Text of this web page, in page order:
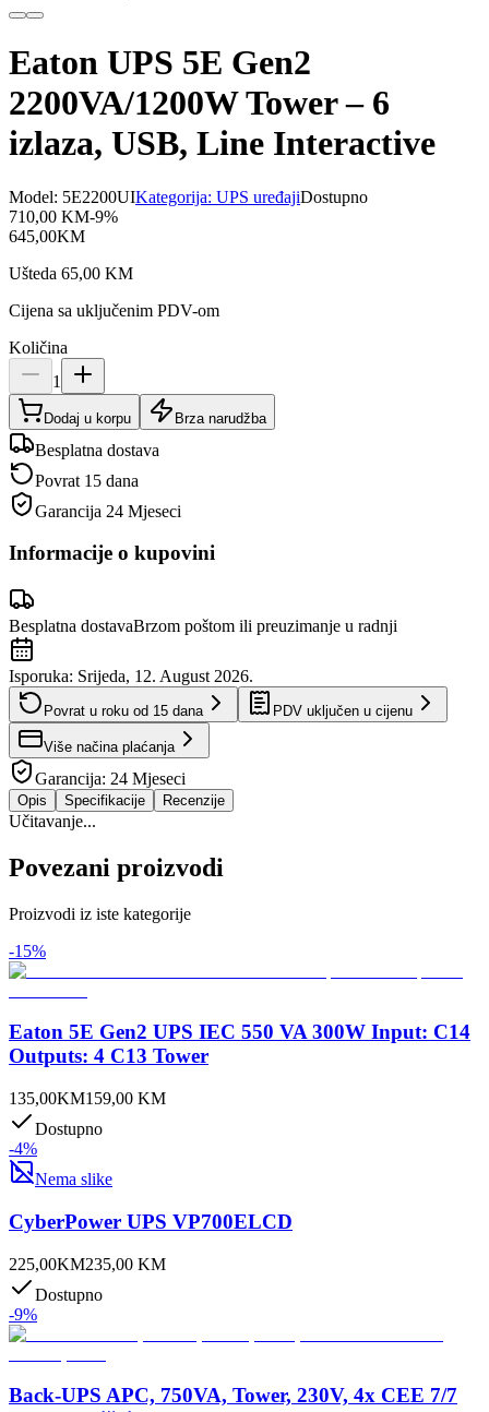
Eaton UPS 5E Gen2
2200VA/1200W Tower – 6
izlaza, USB, Line Interactive
Model: 5E2200UIKategorija: UPS uređajiDostupno
710,00 KM-9%
645,00KM
Ušteda 65,00 KM
Cijena sa uključenim PDV-om
Količina
1
Dodaj u korpu Brza narudžba
Besplatna dostava
Povrat 15 dana
Garancija 24 Mjeseci
Informacije o kupovini
Besplatna dostavaBrzom poštom ili preuzimanje u radnji
Isporuka: Srijeda, 12. August 2026.
Povrat u roku od 15 dana PDV uključen u cijenu
Više načina plaćanja
Garancija: 24 Mjeseci
Opis Specifikacije Recenzije
Učitavanje...
Povezani proizvodi
Proizvodi iz iste kategorije
-15%
Eaton 5E Gen2 UPS IEC 550 VA 300W Input: C14
Outputs: 4 C13 Tower
135,00KM159,00 KM
Dostupno
-4%
Nema slike
CyberPower UPS VP700ELCD
225,00KM235,00 KM
Dostupno
-9%
Back-UPS APC, 750VA, Tower, 230V, 4x CEE 7/7